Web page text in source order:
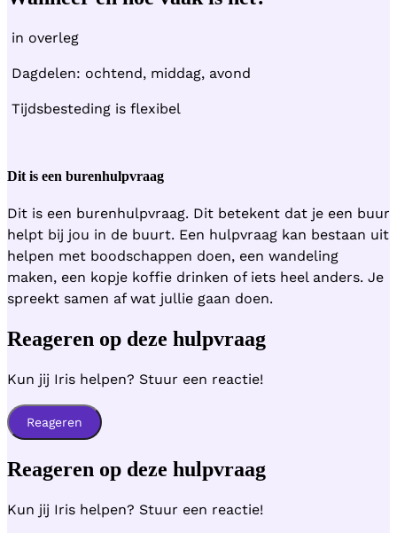
in overleg
Dagdelen: ochtend, middag, avond
Tijdsbesteding is flexibel
Dit is een burenhulpvraag
Dit is een burenhulpvraag. Dit betekent dat je een buur
helpt bij jou in de buurt. Een hulpvraag kan bestaan uit
helpen met boodschappen doen, een wandeling
maken, een kopje koffie drinken of iets heel anders. Je
spreekt samen af wat jullie gaan doen.
Reageren op deze hulpvraag
Kun jij Iris helpen? Stuur een reactie!
Reageren
Reageren op deze hulpvraag
Kun jij Iris helpen? Stuur een reactie!